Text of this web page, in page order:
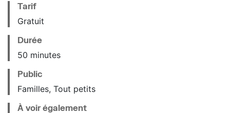
Tarif
Gratuit
Durée
50 minutes
Public
Familles, Tout petits
À voir également